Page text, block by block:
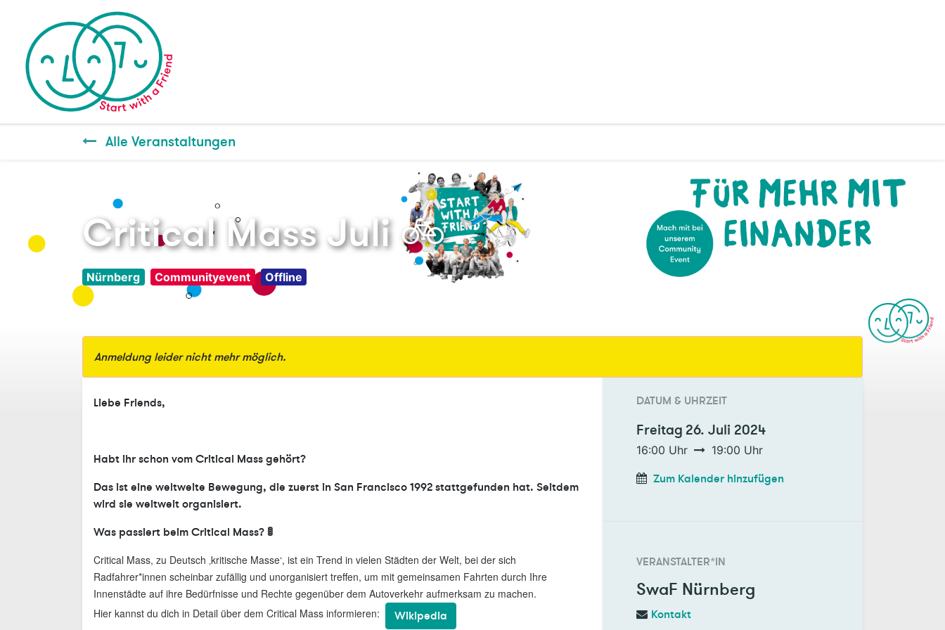
Alle Veranstaltungen
Critical Mass Juli 🚲
Nürnberg Communityevent Offline
Anmeldung leider nicht mehr möglich.
Liebe Friends,
Habt ihr schon vom Critical Mass gehört?
Das ist eine weltweite Bewegung, die zuerst in San Francisco 1992 stattgefunden hat. Seitdem
wird sie weltweit organisiert.
Was passiert beim Critical Mass? 🚦
Critical Mass, zu Deutsch ‚kritische Masse‘, ist ein Trend in vielen Städten der Welt, bei der sich
Radfahrer*innen scheinbar zufällig und unorganisiert treffen, um mit gemeinsamen Fahrten durch Ihre
Innenstädte auf ihre Bedürfnisse und Rechte gegenüber dem Autoverkehr aufmerksam zu machen.
Hier kannst du dich in Detail über dem Critical Mass informieren:
Wikipedia
DATUM & UHRZEIT
Freitag 26. Juli 2024
16:00 Uhr 19:00 Uhr
Zum Kalender hinzufügen
VERANSTALTER*IN
SwaF Nürnberg
Kontakt